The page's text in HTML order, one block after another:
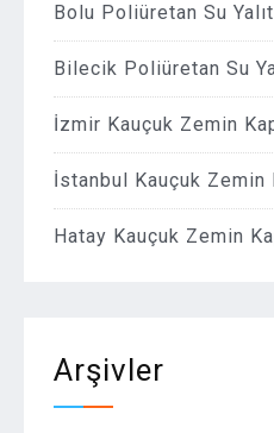
Bolu Poliüretan Su
Bilecik Poliüretan Su
İzmir Kauçuk Zemin
İstanbul Kauçuk Zemin
Hatay Kauçuk Zemin
Arşivler